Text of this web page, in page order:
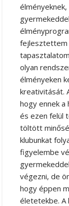
fejlesztettem
olyan
élményeken
kreativitását.
hogy ennek a
és ezen felül
töltött
klubunkat
figyelembe
végezni, de
hogy éppen
életetekbe. A